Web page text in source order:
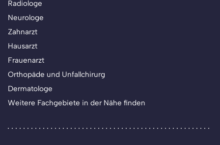
Radiologe
Neurologe
Zahnarzt
Hausarzt
Frauenarzt
Orthopäde und Unfallchirurg
Dermatologe
Weitere Fachgebiete in der Nähe finden